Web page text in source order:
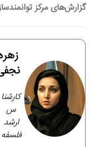
گزارش‌های مرکز
کارشنا
س
ارشد
فلسفه